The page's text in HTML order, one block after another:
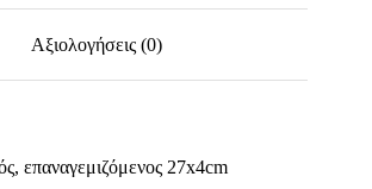
Αξιολογήσεις (0)
επαναγεμιζόμενος 27x4cm